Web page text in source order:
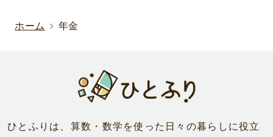
ホーム 年金
ひとふりは、算数・数学を使った日々の暮らしに役立